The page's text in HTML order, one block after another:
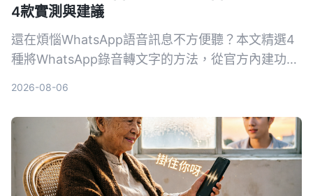
4款實測與建議
還在煩惱WhatsApp語音訊息不方便聽？本文精選4
種將WhatsApp錄音轉文字的方法，從官方內建功能
2026-08-06